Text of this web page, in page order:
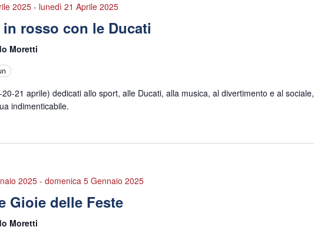
2025- lunedì 21 Aprile 2025
in rosso con le Ducati
Moretti
21 aprile) dedicati allo sport, alle Ducati, alla musica, al divertimento e al sociale,
indimenticabile.
2025- domenica 5 Gennaio 2025
Gioie delle Feste
Moretti